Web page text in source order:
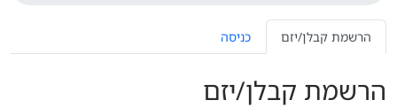
הרשמת קבלן/יזם כניסה
הרשמת קבלן/יזם